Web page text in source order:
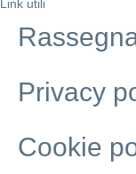
Link utili
Privacy
Cookie